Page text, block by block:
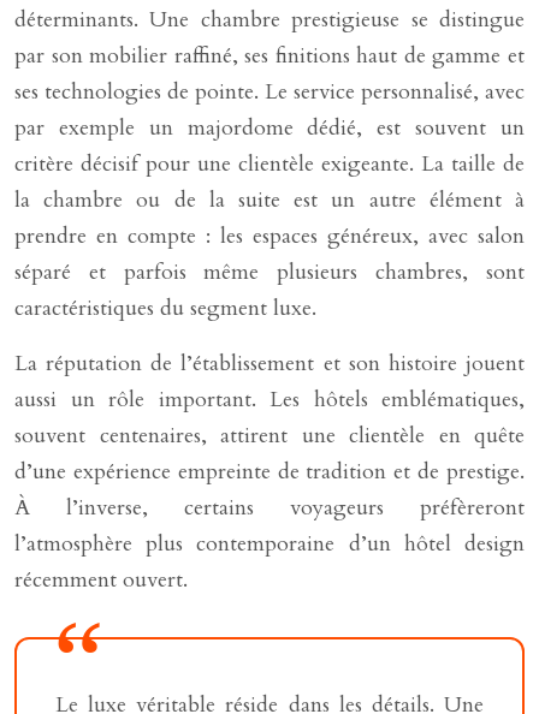
déterminants. Une chambre prestigieuse se distingue
par son mobilier raffiné, ses finitions haut de gamme et
ses technologies de pointe. Le service personnalisé, avec
par exemple un majordome dédié, est souvent un
critère décisif pour une clientèle exigeante. La taille de
la chambre ou de la suite est un autre élément à
prendre en compte : les espaces généreux, avec salon
séparé et parfois même plusieurs chambres, sont
caractéristiques du segment luxe.
La réputation de l’établissement et son histoire jouent
aussi un rôle important. Les hôtels emblématiques,
souvent centenaires, attirent une clientèle en quête
d’une expérience empreinte de tradition et de prestige.
À l’inverse, certains voyageurs préfèreront
l’atmosphère plus contemporaine d’un hôtel design
récemment ouvert.
Le luxe véritable réside dans les détails. Une